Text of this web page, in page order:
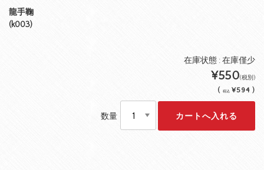
龍手鞠
(k003)
在庫状態 : 在庫僅少
¥550(税別)
( 税込 ¥594 )
数量